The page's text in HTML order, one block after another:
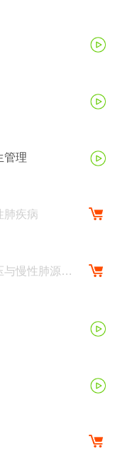
管理
肺疾病
与慢性肺源性